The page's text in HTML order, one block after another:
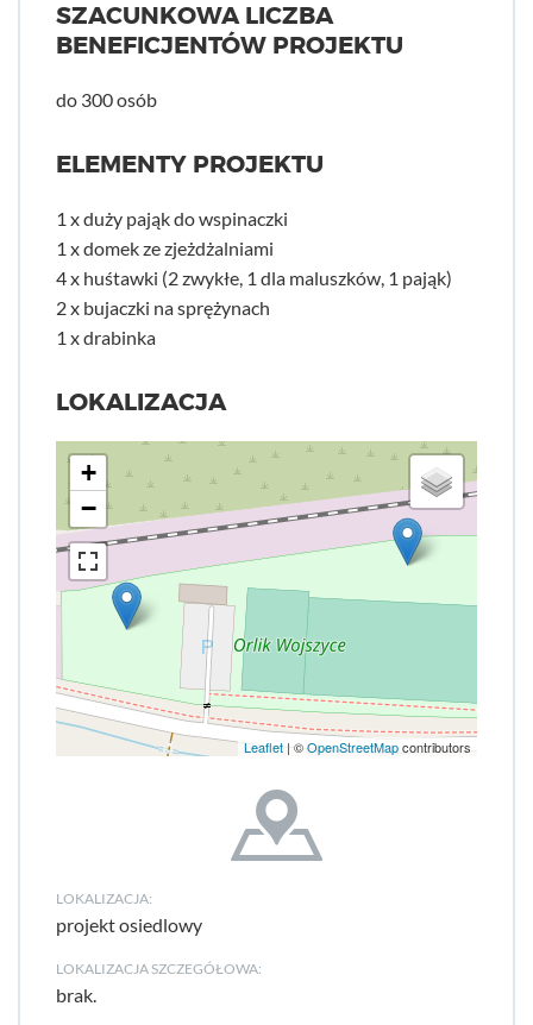
SZACUNKOWA LICZBA
BENEFICJENTÓW PROJEKTU
do 300 osób
ELEMENTY PROJEKTU
1 x duży pająk do wspinaczki
1 x domek ze zjeżdżalniami
4 x huśtawki (2 zwykłe, 1 dla maluszków, 1 pająk)
2 x bujaczki na sprężynach
1 x drabinka
LOKALIZACJA
+
−
Leaflet | ©OpenStreetMapcontributors
LOKALIZACJA:
projekt osiedlowy
LOKALIZACJA SZCZEGÓŁOWA:
brak.